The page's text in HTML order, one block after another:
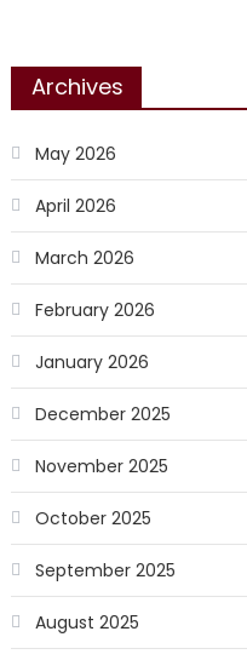
Archives
May 2026
April 2026
March 2026
February 2026
January 2026
December 2025
November 2025
October 2025
September 2025
August 2025